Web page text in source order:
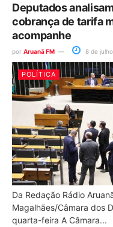
Deputados
cobrança de tarifa
acompanhe
por Aruanã FM 8 de
POLÍTICA
Da Redação Rádio
Magalhães/Câmara dos
quarta-feira A Câmara...